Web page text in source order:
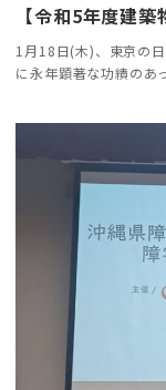
【令和5年度建築
1月18日(木)、東京の
に永年顕著な功績の